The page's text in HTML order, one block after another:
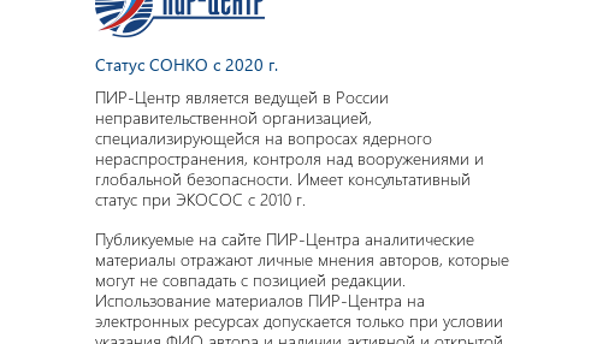
Статус СОНКО с 2020 г.
ПИР-Центр является ведущей в России
неправительственной организацией,
специализирующейся на вопросах ядерного
нераспространения, контроля над вооружениями и
глобальной безопасности. Имеет консультативный
статус при ЭКОСОС с 2010 г.
Публикуемые на сайте ПИР-Центра аналитические
материалы отражают личные мнения авторов, которые
могут не совпадать с позицией редакции.
Использование материалов ПИР-Центра на
электронных ресурсах допускается только при условии